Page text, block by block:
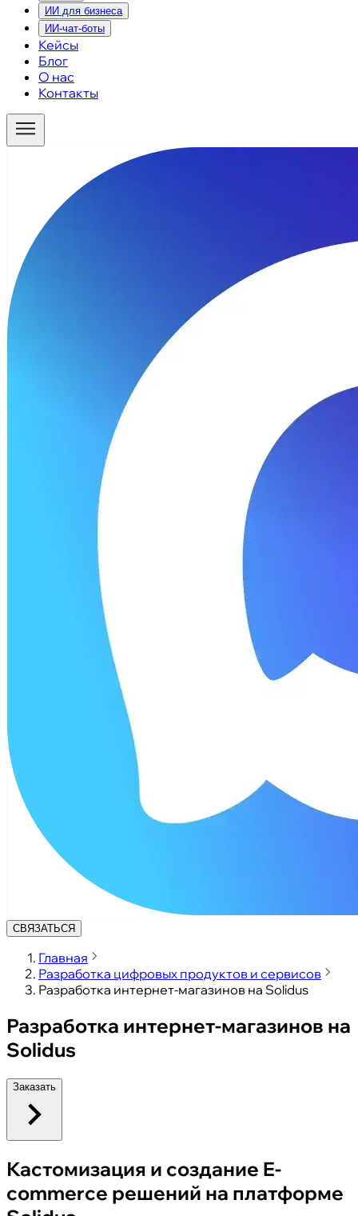
ИИ для бизнеса
ИИ-чат-боты
Кейсы
Блог
О нас
Контакты
СВЯЗАТЬСЯ
Главная
Разработка цифровых продуктов и сервисов
Разработка интернет-магазинов на Solidus
Разработка интернет-магазинов на
Solidus
Заказать
Кастомизация и создание E-
commerce решений на платформе